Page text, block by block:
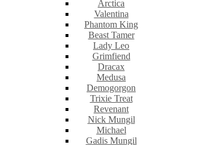
Arctica
Valentina
Phantom King
Beast Tamer
Lady Leo
Grimfiend
Dracax
Medusa
Demogorgon
Trixie Treat
Revenant
Nick Mungil
Michael
Gadis Mungil